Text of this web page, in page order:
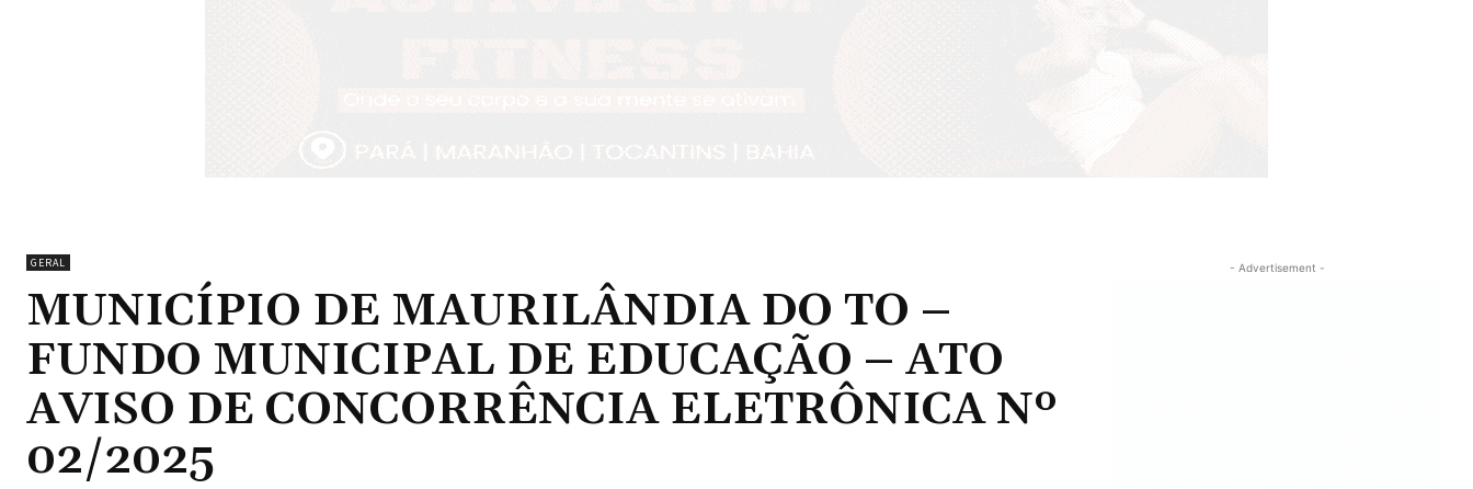
GERAL
MUNICÍPIO DE MAURILÂNDIA DO TO –
FUNDO MUNICIPAL DE EDUCAÇÃO – ATO
AVISO DE CONCORRÊNCIA ELETRÔNICA Nº
02/2025
- Advertisement -